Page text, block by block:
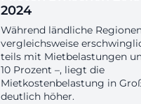
2024
Während ländliche
vergleichsweise
teils mit Mietbelastungen
10 Prozent –, liegt die
Mietkostenbelastung in
deutlich höher.